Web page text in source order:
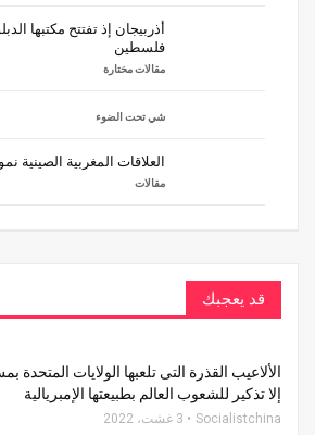
أذربيجان إذ تفتتح مكتبها
فلسطين
مقالات مختارة
شي تحت الضوء
العلاقات المغربية الصينية
مقالات
قد يعجبك
الألاعيب القذرة التى تلعبها الولايات
إلا تذكير للشعوب العالم بطبيعتها الإمبريالية
Socialistchina 3 غشت، 2022